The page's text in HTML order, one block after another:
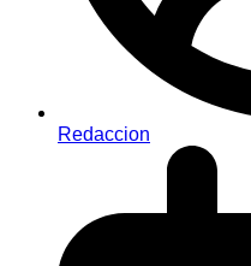
Redaccion